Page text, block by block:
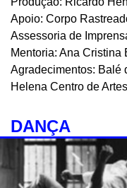
Apoio: Corpo
Assessoria de
Mentoria: Ana Cristina
Agradecimentos: Balé
Helena Centro de
DANÇA